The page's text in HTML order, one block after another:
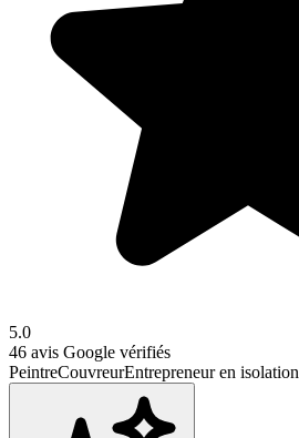
5.0
46 avis Google vérifiés
PeintreCouvreurEntrepreneur en isolation